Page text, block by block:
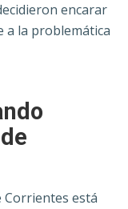
encarar
a la problemática
Corrientes está